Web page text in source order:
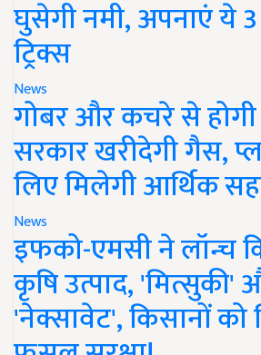
घुसेगी नमी, अपनाएं ये
ट्रिक्स
News
गोबर और कचरे से
सरकार खरीदेगी गैस,
लिए मिलेगी आर्थिक
News
इफको-एमसी ने लॉन्च
कृषि उत्पाद, 'मित्सुकी'
'नेक्सावेट', किसानों को